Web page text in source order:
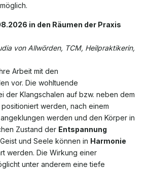
in den Räumen der Praxis
von Allwörden, TCM, Heilpraktikerin,
Arbeit mit den
vor. Die wohltuende
der Klangschalen auf bzw. neben dem
werden, nach einem
werden und den Körper in
Zustand der Entspannung
und Seele können in Harmonie
werden. Die Wirkung einer
unter anderem eine tiefe